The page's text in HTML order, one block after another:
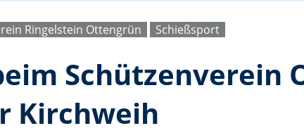
Ringelstein Ottengrün Schießsport
Schützenverein
Kirchweih